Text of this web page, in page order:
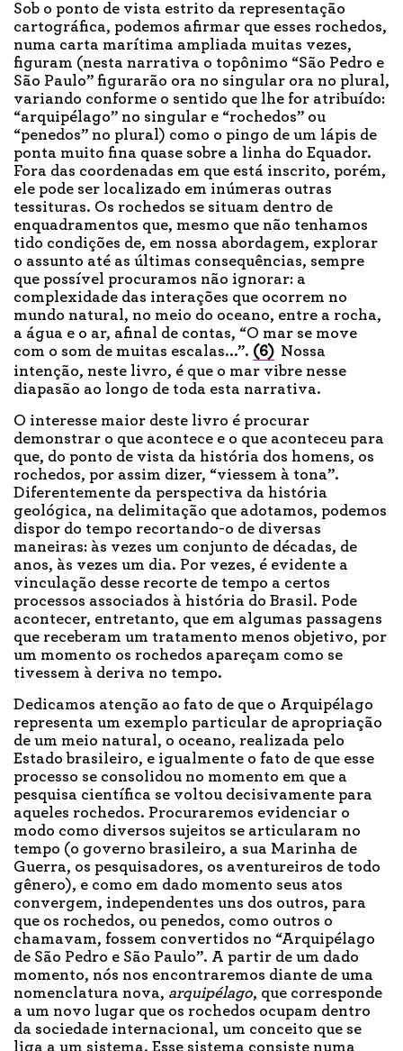
Sob o ponto de vista estrito da representação
cartográfica, podemos afirmar que esses rochedos,
numa carta marítima ampliada muitas vezes,
figuram (nesta narrativa o topônimo “São Pedro e
São Paulo” figurarão ora no singular ora no plural,
variando conforme o sentido que lhe for atribuído:
“arquipélago” no singular e “rochedos” ou
“penedos” no plural) como o pingo de um lápis de
ponta muito fina quase sobre a linha do Equador.
Fora das coordenadas em que está inscrito, porém,
ele pode ser localizado em inúmeras outras
tessituras. Os rochedos se situam dentro de
enquadramentos que, mesmo que não tenhamos
tido condições de, em nossa abordagem, explorar
o assunto até as últimas consequências, sempre
que possível procuramos não ignorar: a
complexidade das interações que ocorrem no
mundo natural, no meio do oceano, entre a rocha,
a água e o ar, afinal de contas, “O mar se move
com o som de muitas escalas...”. (6) Nossa
intenção, neste livro, é que o mar vibre nesse
diapasão ao longo de toda esta narrativa.
O interesse maior deste livro é procurar
demonstrar o que acontece e o que aconteceu para
que, do ponto de vista da história dos homens, os
rochedos, por assim dizer, “viessem à tona”.
Diferentemente da perspectiva da história
geológica, na delimitação que adotamos, podemos
dispor do tempo recortando-o de diversas
maneiras: às vezes um conjunto de décadas, de
anos, às vezes um dia. Por vezes, é evidente a
vinculação desse recorte de tempo a certos
processos associados à história do Brasil. Pode
acontecer, entretanto, que em algumas passagens
que receberam um tratamento menos objetivo, por
um momento os rochedos apareçam como se
tivessem à deriva no tempo.
Dedicamos atenção ao fato de que o Arquipélago
representa um exemplo particular de apropriação
de um meio natural, o oceano, realizada pelo
Estado brasileiro, e igualmente o fato de que esse
processo se consolidou no momento em que a
pesquisa científica se voltou decisivamente para
aqueles rochedos. Procuraremos evidenciar o
modo como diversos sujeitos se articularam no
tempo (o governo brasileiro, a sua Marinha de
Guerra, os pesquisadores, os aventureiros de todo
gênero), e como em dado momento seus atos
convergem, independentes uns dos outros, para
que os rochedos, ou penedos, como outros o
chamavam, fossem convertidos no “Arquipélago
de São Pedro e São Paulo”. A partir de um dado
momento, nós nos encontraremos diante de uma
nomenclatura nova, arquipélago, que corresponde
a um novo lugar que os rochedos ocupam dentro
da sociedade internacional, um conceito que se